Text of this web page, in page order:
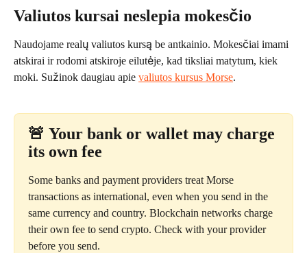
Valiutos kursai neslepia mokesčio
Naudojame realų valiutos kursą be antkainio. Mokesčiai imami
atskirai ir rodomi atskiroje eilutėje, kad tiksliai matytum, kiek
moki. Sužinok daugiau apie valiutos kursus Morse.
🚨 Your bank or wallet may charge
its own fee
Some banks and payment providers treat Morse
transactions as international, even when you send in the
same currency and country. Blockchain networks charge
their own fee to send crypto. Check with your provider
before you send.